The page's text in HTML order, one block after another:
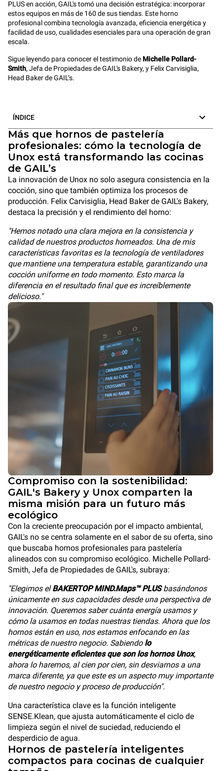
PLUS en acción, GAIL's tomó una decisión estratégica: incorporar
estos equipos en más de 160 de sus tiendas. Este horno
profesional combina tecnología avanzada, eficiencia energética y
facilidad de uso, cualidades esenciales para una operación de gran
escala.
Sigue leyendo para conocer el testimonio de Michelle Pollard-
Smith, Jefa de Propiedades de GAIL's Bakery, y Felix Carvisiglia,
Head Baker de GAIL’s.
ÍNDICE
Más que hornos de pastelería
profesionales: cómo la tecnología de
Unox está transformando las cocinas
de GAIL’s
La innovación de Unox no solo asegura consistencia en la
cocción, sino que también optimiza los procesos de
producción. Felix Carvisiglia, Head Baker de GAIL's Bakery,
destaca la precisión y el rendimiento del horno:
"Hemos notado una clara mejora en la consistencia y
calidad de nuestros productos horneados. Una de mis
características favoritas es la tecnología de ventiladores
que mantiene una temperatura estable, garantizando una
cocción uniforme en todo momento. Esto marca la
diferencia en el resultado final que es increíblemente
delicioso."
Compromiso con la sostenibilidad:
GAIL's Bakery y Unox comparten la
misma misión para un futuro más
ecológico
Con la creciente preocupación por el impacto ambiental,
GAIL's no se centra solamente en el sabor de su oferta, sino
que buscaba hornos profesionales para pastelería
alineados con su compromiso ecológico. Michelle Pollard-
Smith, Jefa de Propiedades de GAIL's, subraya:
"Elegimos elBAKERTOP MIND.Maps™ PLUSbasándonos
únicamente en sus capacidades desde una perspectiva de
innovación. Queremos saber cuánta energía usamos y
cómo la usamos en todas nuestras tiendas. Ahora que los
hornos están en uso, nos estamos enfocando en las
métricas de nuestro negocio. Sabiendo lo
energéticamente eficientes que son los hornos Unox,
ahora lo haremos, al cien por cien, sin desviarnos a una
marca diferente, ya que este es un aspecto muy importante
de nuestro negocio y proceso de producción".
Una característica clave es la función inteligente
SENSE.Klean, que ajusta automáticamente el ciclo de
limpieza según el nivel de suciedad, reduciendo el
desperdicio de agua.
Hornos de pastelería inteligentes
compactos para cocinas de cualquier